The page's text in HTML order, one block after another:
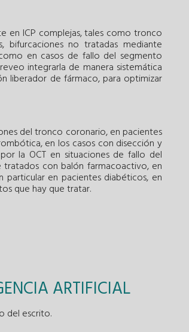
en ICP complejas, tales como tronco
bifurcaciones no tratadas mediante
en casos de fallo del segmento
integrarla de manera sistemática
liberador de fármaco, para optimizar
del tronco coronario, en pacientes
en los casos con disección y
la OCT en situaciones de fallo del
con balón farmacoactivo, en
particular en pacientes diabéticos, en
que hay que tratar.
ARTIFICIAL
del escrito.